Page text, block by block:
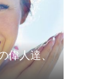
偉人達、